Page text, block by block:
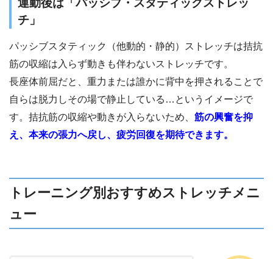
運動後は「パッシブ・スタティックストレッ
チ」
パッシブスタティック（他動的・静的）ストレッチは拮抗
筋の収縮は入らず動きも伴わないストレッチです。
長座体前屈だと、重力または誰かに背中を押されることで
自らは脱力しその場で静止している…というイメージで
す。拮抗筋の収縮や動きが入らないため、 筋の興奮を抑
え、本来の張力へ戻し、疲労回復を期待できます。
トレーニング別おすすめストレッチメニ
ュー